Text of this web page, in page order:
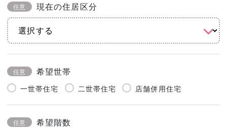
任意 現在の住居区分
任意 希望世帯
一世帯住宅 二世帯住宅 店舗併用住宅
任意 希望階数